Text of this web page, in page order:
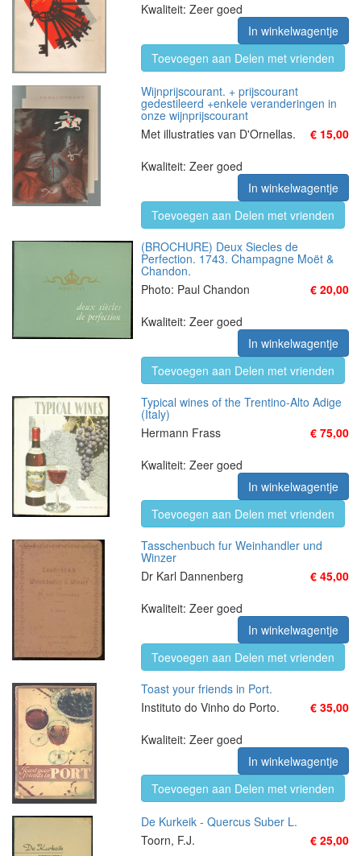
Kwaliteit: Zeer goed
In winkelwagentje
Toevoegen aan Delen met vrienden
Wijnprijscourant. + prijscourant
gedestileerd +enkele veranderingen in
onze wijnprijscourant
Met illustraties van D'Ornellas.
€ 15,00
Kwaliteit: Zeer goed
In winkelwagentje
Toevoegen aan Delen met vrienden
(BROCHURE) Deux Siecles de
Perfection. 1743. Champagne Moët &
Chandon.
Photo: Paul Chandon
€ 20,00
Kwaliteit: Zeer goed
In winkelwagentje
Toevoegen aan Delen met vrienden
Typical wines of the Trentino-Alto Adige
(Italy)
Hermann Frass
€ 75,00
Kwaliteit: Zeer goed
In winkelwagentje
Toevoegen aan Delen met vrienden
Tasschenbuch fur Weinhandler und
Winzer
Dr Karl Dannenberg
€ 45,00
Kwaliteit: Zeer goed
In winkelwagentje
Toevoegen aan Delen met vrienden
Toast your friends in Port.
Instituto do Vinho do Porto.
€ 35,00
Kwaliteit: Zeer goed
In winkelwagentje
Toevoegen aan Delen met vrienden
De Kurkeik - Quercus Suber L.
Toorn, F.J.
€ 25,00